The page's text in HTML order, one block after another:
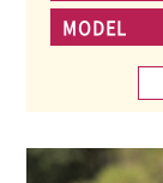
MODEL